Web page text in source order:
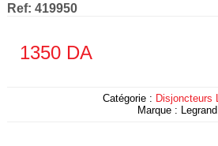
Ref: 419950
1350DA
Catégorie : Disjoncteurs
Marque : Legrand